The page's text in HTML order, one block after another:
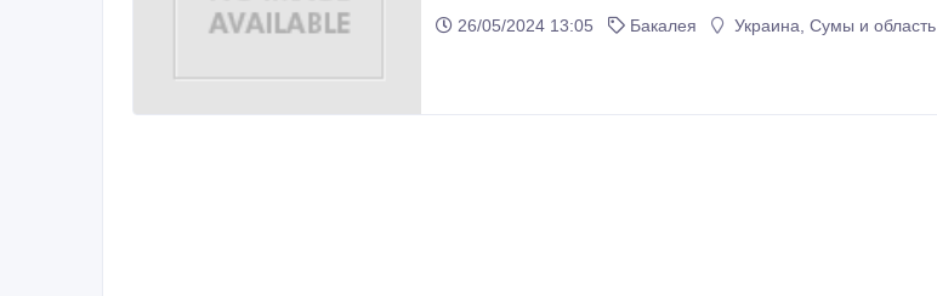
26/05/2024 13:05
Бакалея Украина, Сумы и область